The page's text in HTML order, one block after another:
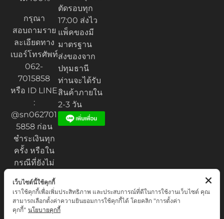
กรุณา
สอบถามราย
ละเอียดทาง
เบอร์โทรศัพท์
062-
7015858
หรือ ID LINE
:
@sn062701
5858 ก่อน
ชำระเงินทุก
ครั้ง หรือใน
กรณีที่ยังไม่
ตัดรอบทุก
17:00 ส่งไว
แพ็คของมี
มาตรฐาน
ส่งของจาก
ปทุมธานี
ท่านจะได้รับ
สินค้าภายใน
2-3 วัน
เว็บไซต์นี้ใช้คุกกี้
เราใช้คุกกี้เพื่อเพิ่มประสิทธิภาพ และประสบการณ์ที่ดีในการใช้งานเว็บไซต์ คุณ
สามารถเลือกตั้งค่าความยินยอมการใช้คุกกี้ได้ โดยคลิก "การตั้งค่า
คุกกี้" นโยบายคุกกี้